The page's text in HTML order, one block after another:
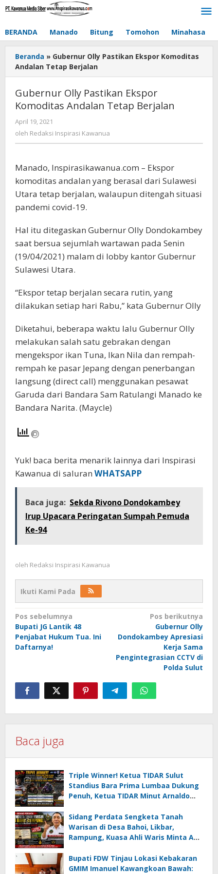
Lewati
BERANDA Manado Bitung Tomohon Minahasa
Beranda » Gubernur Olly Pastikan Ekspor Komoditas
Andalan Tetap Berjalan
Gubernur Olly Pastikan Ekspor
Komoditas Andalan Tetap Berjalan
April 19, 2021
Redaksi
Inspirasi
oleh Redaksi Inspirasi Kawanua
Manado, Inspirasikawanua.com – Ekspor
komoditas andalan yang berasal dari Sulawesi
Utara tetap berjalan, walaupun ditengah situasi
pandemi covid-19.
Hal itu ditegaskan Gubernur Olly Dondokambey
saat bersua sejumlah wartawan pada Senin
(19/04/2021) malam di lobby kantor Gubernur
Sulawesi Utara.
“Ekspor tetap berjalan secara rutin, yang
dilakukan setiap hari Rabu,” kata Gubernur Olly
Diketahui, beberapa waktu lalu Gubernur Olly
melakukan salah satu gebrakan dengan
mengekspor ikan Tuna, Ikan Nila dan rempah-
rempah ke pasar Jepang dengan penerbangan
langsung (direct call) menggunakan pesawat
Garuda dari Bandara Sam Ratulangi Manado ke
Bandara Narita. (Maycle)
Yuk! baca berita menarik lainnya dari Inspirasi
Kawanua di saluran WHATSAPP
Baca juga: Sekda Rivono Dondokambey
Irup Upacara Peringatan Sumpah Pemuda
Ke-94
oleh Redaksi Inspirasi Kawanua
Ikuti Kami Pada
Navigasi
pos
Pos sebelumnya
Bupati JG Lantik 48
Penjabat Hukum Tua. Ini
Daftarnya!
Pos berikutnya
Gubernur Olly
Dondokambey Apresiasi
Kerja Sama
Pengintegrasian CCTV di
Polda Sulut
Baca juga
Triple Winner! Ketua TIDAR Sulut
Standius Bara Prima Lumbaa Dukung
Penuh, Ketua TIDAR Minut Arnaldo
05 MC JOE Sapu Bersih Tiga Gelar
Juara Umum
Sidang Perdata Sengketa Tanah
Warisan di Desa Bahoi, Likbar,
Rampung, Kuasa Ahli Waris Minta APH
Korupsi Dandes
Bupati FDW Tinjau Lokasi Kebakaran
GMIM Imanuel Kawangkoan Bawah: